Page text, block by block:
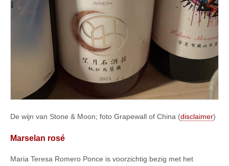
De wijn van Stone & Moon; foto Grapewall of China (disclaimer)
Marselan rosé
Maria Teresa Romero Ponce is voorzichtig bezig met het